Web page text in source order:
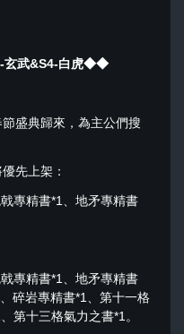
玄武&S4-白虎◆◆
盛典歸來，為主公們搜
先上架：
專精書*1、地矛專精書
專精書*1、地矛專精書
碎岩專精書*1、第十一格
第十三格氣力之書*1。